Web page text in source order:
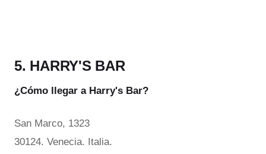
5. HARRY'S BAR
¿Cómo llegar a Harry's Bar?
San Marco, 1323
30124. Venecia. Italia.